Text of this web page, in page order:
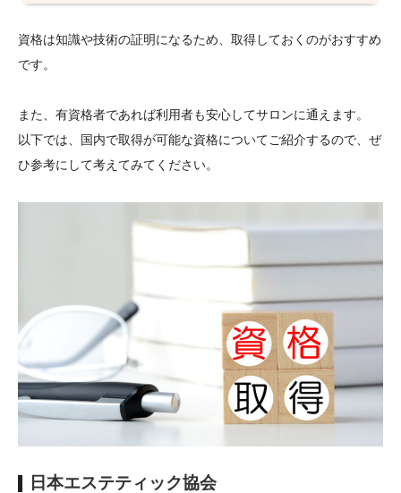
資格は知識や技術の証明になるため、取得しておくのがおすすめ
です。
また、有資格者であれば利用者も安心してサロンに通えます。
以下では、国内で取得が可能な資格についてご紹介するので、ぜ
ひ参考にして考えてみてください。
日本エステティック協会